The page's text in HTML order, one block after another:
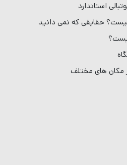
استاندارد
حقایقی که نمی دانید